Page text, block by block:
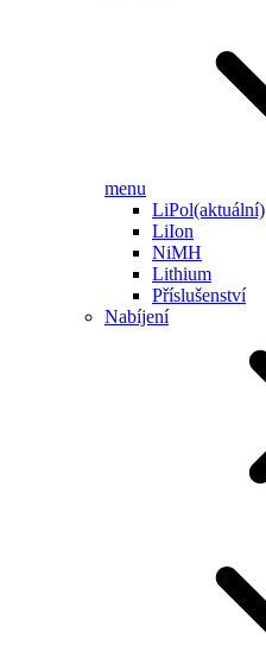
menu
LiPol(aktuální)
LiIon
NiMH
Lithium
Příslušenství
Nabíjení